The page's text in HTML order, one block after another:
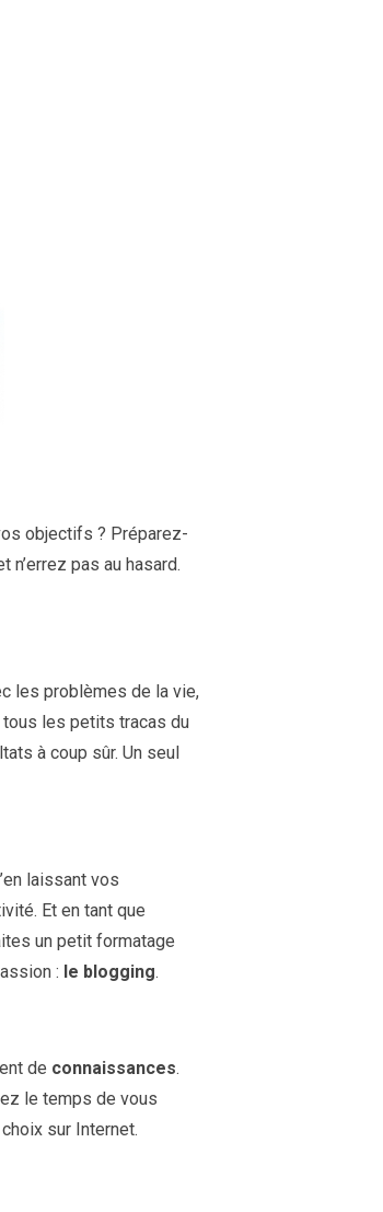
objectifs ? Préparez-
pas au hasard.
les problèmes de la vie,
les petits tracas du
à coup sûr. Un seul
laissant vos
Et en tant que
un petit formatage
: le blogging.
de connaissances.
le temps de vous
sur Internet.